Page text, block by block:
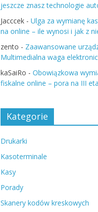
jeszcze znasz technologie
Jacccek - Ulga za wymianę
na online – ile wynosi i jak z
zento - Zaawansowane
Multimedialna waga
kaSaiRo - Obowiązkowa
fiskalne online – pora na III
Kategorie
Drukarki
Kasoterminale
Kasy
Porady
Skanery kodów kreskowych